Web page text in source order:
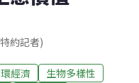
約記者)
經濟
生物多樣性